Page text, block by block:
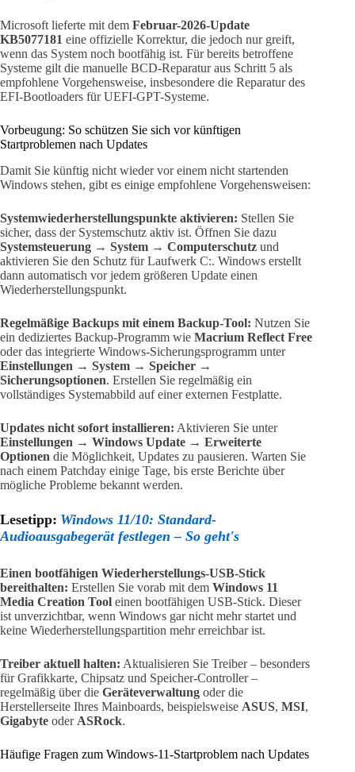
Microsoft lieferte mit dem Februar-2026-Update
KB5077181 eine offizielle Korrektur, die jedoch nur greift,
wenn das System noch bootfähig ist. Für bereits betroffene
Systeme gilt die manuelle BCD-Reparatur aus Schritt 5 als
empfohlene Vorgehensweise, insbesondere die Reparatur des
EFI-Bootloaders für UEFI-GPT-Systeme.
Vorbeugung: So schützen Sie sich vor künftigen
Startproblemen nach Updates
Damit Sie künftig nicht wieder vor einem nicht startenden
Windows stehen, gibt es einige empfohlene Vorgehensweisen:
Systemwiederherstellungspunkte aktivieren: Stellen Sie
sicher, dass der Systemschutz aktiv ist. Öffnen Sie dazu
Systemsteuerung → System → Computerschutz und
aktivieren Sie den Schutz für Laufwerk C:. Windows erstellt
dann automatisch vor jedem größeren Update einen
Wiederherstellungspunkt.
Regelmäßige Backups mit einem Backup-Tool: Nutzen Sie
ein dediziertes Backup-Programm wie Macrium Reflect Free
oder das integrierte Windows-Sicherungsprogramm unter
Einstellungen → System → Speicher →
Sicherungsoptionen. Erstellen Sie regelmäßig ein
vollständiges Systemabbild auf einer externen Festplatte.
Updates nicht sofort installieren: Aktivieren Sie unter
Einstellungen → Windows Update → Erweiterte
Optionen die Möglichkeit, Updates zu pausieren. Warten Sie
nach einem Patchday einige Tage, bis erste Berichte über
mögliche Probleme bekannt werden.
Lesetipp: Windows 11/10: Standard-
Audioausgabegerät festlegen – So geht's
Einen bootfähigen Wiederherstellungs-USB-Stick
bereithalten: Erstellen Sie vorab mit dem Windows 11
Media Creation Tool einen bootfähigen USB-Stick. Dieser
ist unverzichtbar, wenn Windows gar nicht mehr startet und
keine Wiederherstellungspartition mehr erreichbar ist.
Treiber aktuell halten: Aktualisieren Sie Treiber – besonders
für Grafikkarte, Chipsatz und Speicher-Controller –
regelmäßig über die Geräteverwaltung oder die
Herstellerseite Ihres Mainboards, beispielsweise ASUS, MSI,
Gigabyte oder ASRock.
Häufige Fragen zum Windows-11-Startproblem nach Updates